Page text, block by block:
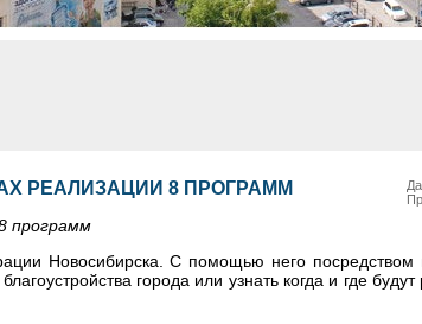
РЕАЛИЗАЦИИ 8 ПРОГРАММ
программ
Новосибирска. С помощью него посредством
города или узнать когда и где